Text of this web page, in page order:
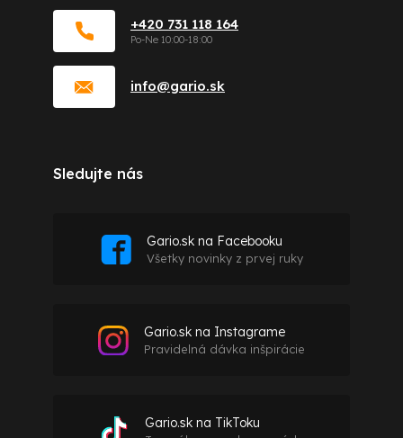
info@gario.sk
+420 731 118 164
Sledujte nás
Gario.sk na Facebooku
Všetky novinky z prvej ruky
Gario.sk na Instagrame
Pravidelná dávka inšpirácie
Gario.sk na TikToku